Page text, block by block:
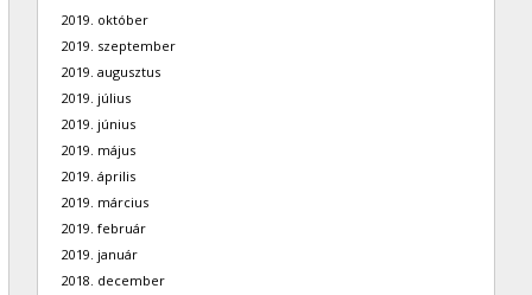
2019. október
2019. szeptember
2019. augusztus
2019. július
2019. június
2019. május
2019. április
2019. március
2019. február
2019. január
2018. december